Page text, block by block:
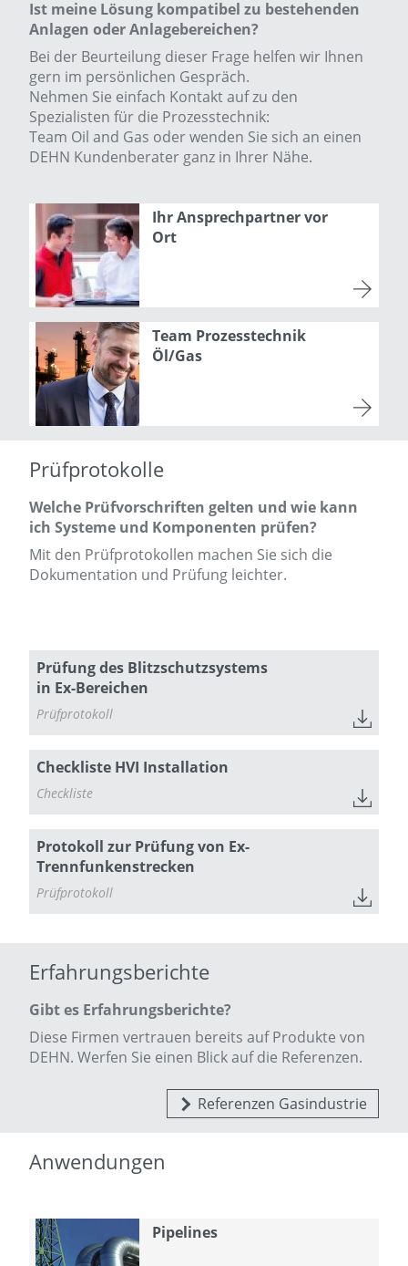
Ist meine Lösung kompatibel zu bestehenden
Anlagen oder Anlagebereichen?
Bei der Beurteilung dieser Frage helfen wir Ihnen
gern im persönlichen Gespräch.
Nehmen Sie einfach Kontakt auf zu den
Spezialisten für die Prozesstechnik:
Team Oil and Gas oder wenden Sie sich an einen
DEHN Kundenberater ganz in Ihrer Nähe.
Ihr Ansprechpartner vor
Ort
Team Prozesstechnik
Öl/Gas
Prüfprotokolle
Welche Prüfvorschriften gelten und wie kann
ich Systeme und Komponenten prüfen?
Mit den Prüfprotokollen machen Sie sich die
Dokumentation und Prüfung leichter.
Prüfung des Blitzschutzsystems
in Ex-Bereichen
Prüfprotokoll
Checkliste HVI Installation
Checkliste
Protokoll zur Prüfung von Ex-
Trennfunkenstrecken
Prüfprotokoll
Erfahrungsberichte
Gibt es Erfahrungsberichte?
Diese Firmen vertrauen bereits auf Produkte von
DEHN. Werfen Sie einen Blick auf die Referenzen.
Referenzen Gasindustrie
Anwendungen
Pipelines